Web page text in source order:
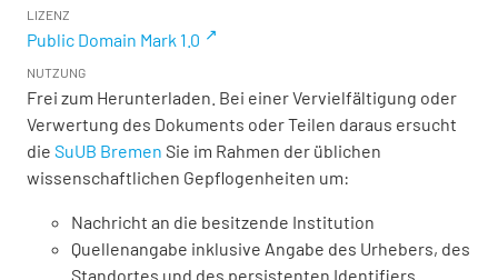
LIZENZ
Public Domain Mark 1.0
NUTZUNG
Frei zum Herunterladen. Bei einer Vervielfältigung oder
Verwertung des Dokuments oder Teilen daraus ersucht
die SuUB Bremen Sie im Rahmen der üblichen
wissenschaftlichen Gepflogenheiten um:
Nachricht an die besitzende Institution
Quellenangabe inklusive Angabe des Urhebers, des
Standortes und des persistenten Identifiers